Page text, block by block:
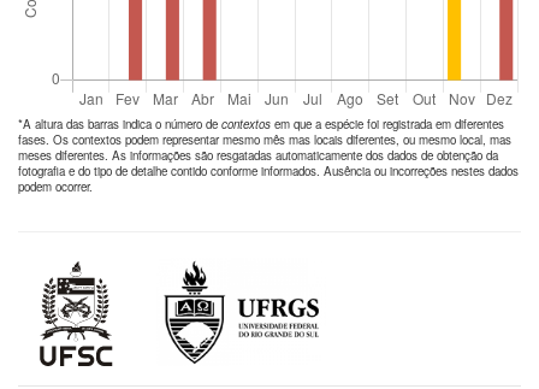
*A altura das barras indica o número de contextos em que a espécie foi registrada em diferentes
fases. Os contextos podem representar mesmo mês mas locais diferentes, ou mesmo local, mas
meses diferentes. As informações são resgatadas automaticamente dos dados de obtenção da
fotografia e do tipo de detalhe contido conforme informados. Ausência ou incorreções nestes dados
podem ocorrer.